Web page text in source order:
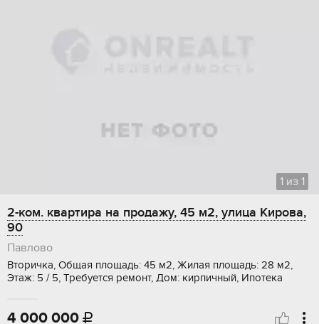
1 из 1
2-ком. квартира на продажу, 45 м2, улица Кирова,
90
Павлово
Вторичка, Общая площадь: 45 м2, Жилая площадь: 28 м2,
Этаж: 5 / 5, Требуется ремонт, Дом: кирпичный, Ипотека
4 000 000 